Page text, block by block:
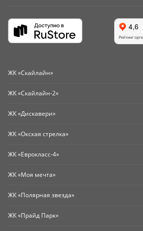
ЖК «Скайлайн»
ЖК «Скайлайн-2»
ЖК «Дискавери»
ЖК «Окская стрелка»
ЖК «Еврокласс-4»
ЖК «Моя мечта»
ЖК «Полярная звезда»
ЖК «Прайд Парк»